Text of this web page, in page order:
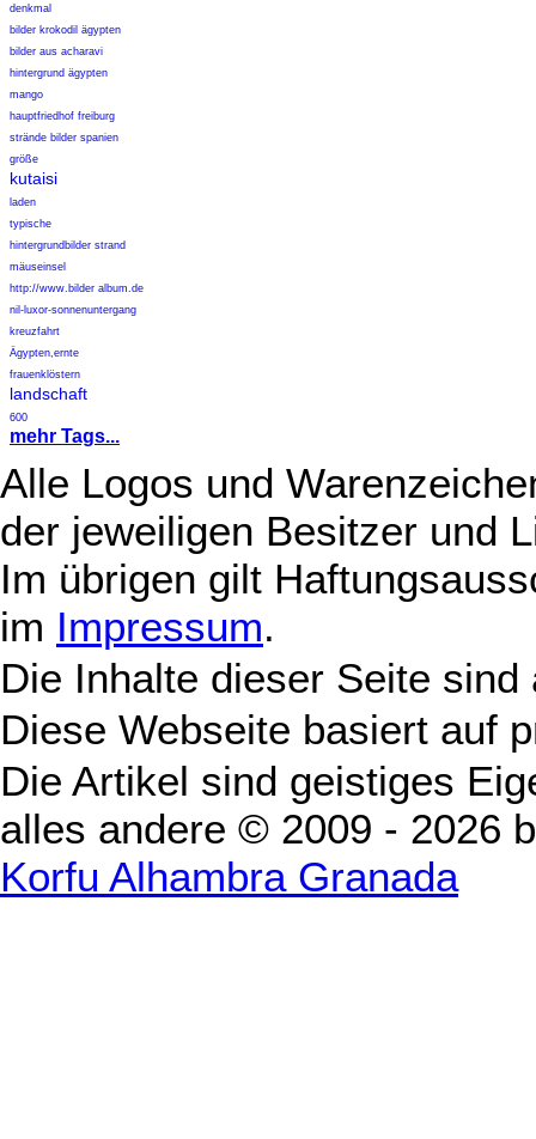
denkmal
bilder krokodil ägypten
bilder aus acharavi
hintergrund ägypten
mango
hauptfriedhof freiburg
strände bilder spanien
größe
kutaisi
laden
typische
hintergrundbilder strand
mäuseinsel
http://www.bilder album.de
nil-luxor-sonnenuntergang
kreuzfahrt
Ägypten,ernte
frauenklöstern
landschaft
600
mehr Tags...
Alle Logos und
der jeweiligen Besitzer und
Im übrigen gilt
im Impressum.
Die Inhalte dieser Seite
Diese Webseite basiert auf
Die Artikel sind geistiges
alles andere © 2009 - 2026
Korfu Alhambra Granada